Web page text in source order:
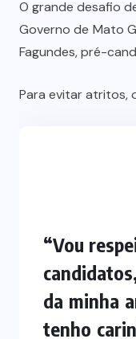
O grande desafio
Governo de Mato
Fagundes, pré-
Para evitar atritos,
“Vou
da minha
tenho